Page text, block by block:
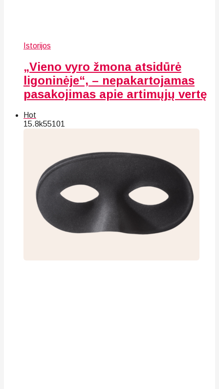
Istorijos
„Vieno vyro žmona atsidūrė
ligoninėje“, – nepakartojamas
pasakojimas apie artimųjų vertę
Hot
15.8k55101